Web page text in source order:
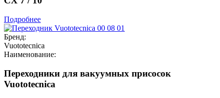
Подробнее
Бренд:
Vuototecnica
Наименование:
Переходники для вакуумных присосок
Vuototecnica